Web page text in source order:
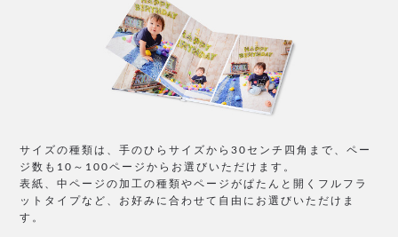
サイズの種類は、手のひらサイズから30センチ四角まで、ペー
ジ数も10～100ページからお選びいただけます。
表紙、中ページの加工の種類やページがぱたんと開くフルフラ
ットタイプなど、お好みに合わせて自由にお選びいただけま
す。